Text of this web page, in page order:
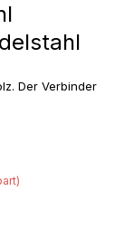
Der Verbinder